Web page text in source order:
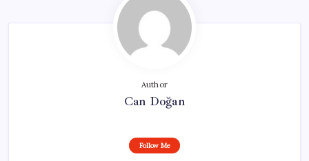
Author
Can Doğan
Follow Me